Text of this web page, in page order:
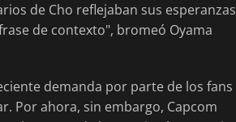
de Cho reflejaban sus esperanzas
de contexto", bromeó Oyama
demanda por parte de los fans
Por ahora, sin embargo, Capcom